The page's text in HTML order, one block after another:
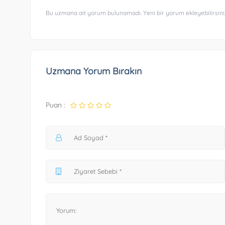
Bu uzmana ait yorum bulunamadı. Yeni bir yorum
Uzmana Yorum Bırakın
Puan :